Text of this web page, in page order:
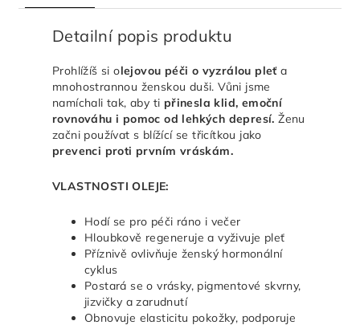
Detailní popis produktu
Prohlížíš si olejovou péči o vyzrálou pleť a
mnohostrannou ženskou duši. Vůni jsme
namíchali tak, aby ti přinesla klid, emoční
rovnováhu i pomoc od lehkých depresí. Ženu
začni používat s blížící se třicítkou jako
prevenci proti prvním vráskám.
VLASTNOSTI OLEJE:
Hodí se pro péči ráno i večer
Hloubkově regeneruje a vyživuje pleť
Příznivě ovlivňuje ženský hormonální
cyklus
Postará se o vrásky, pigmentové skvrny,
jizvičky a zarudnutí
Obnovuje elasticitu pokožky, podporuje